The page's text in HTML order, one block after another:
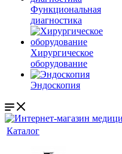
Функциональная
диагностика
Хирургическое
оборудование
Эндоскопия
Каталог